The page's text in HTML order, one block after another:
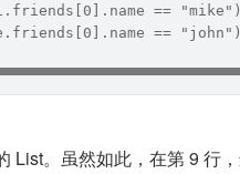
== "mike")
== "john")
List。虽然如此，在第 9 行